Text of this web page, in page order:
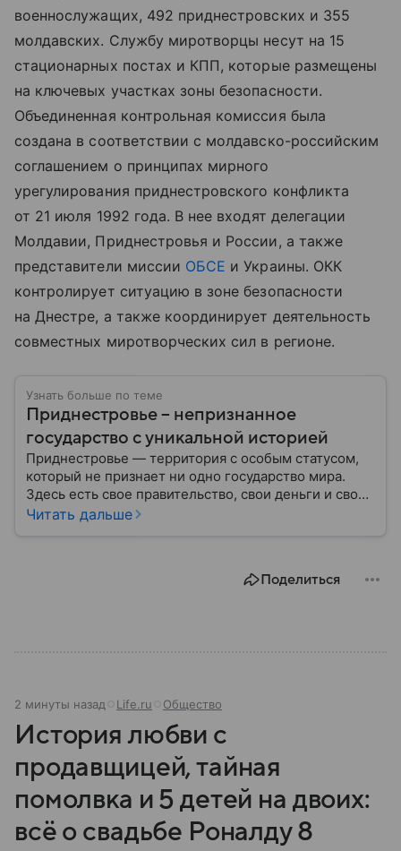
военнослужащих, 492 приднестровских и 355
молдавских. Службу миротворцы несут на 15
стационарных постах и КПП, которые размещены
на ключевых участках зоны безопасности.
Объединенная контрольная комиссия была
создана в соответствии с молдавско-российским
соглашением о принципах мирного
урегулирования приднестровского конфликта
от 21 июля 1992 года. В нее входят делегации
Молдавии, Приднестровья и России, а также
представители миссии ОБСЕ и Украины. ОКК
контролирует ситуацию в зоне безопасности
на Днестре, а также координирует деятельность
совместных миротворческих сил в регионе.
Узнать больше по теме
Приднестровье – непризнанное
государство с уникальной историей
Приднестровье — территория с особым статусом,
который не признает ни одно государство мира.
Здесь есть свое правительство, свои деньги и свои
законы, но на международной карте такая страна
находится этот уникальный анклав, почему его
Читать дальше
Поделиться
2 минуты назад Life.ru Общество
История любви с
продавщицей, тайная
помолвка и 5 детей на двоих:
всё о свадьбе Роналду 8